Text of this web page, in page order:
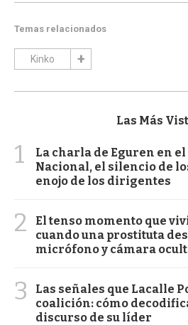
Temas relacionados
Kinko
Las Más
1
La charla de Eguren en
Nacional, el silencio de
enojo de los dirigentes
2
El tenso momento que
cuando una prostituta
micrófono y cámara
3
Las señales que Lacalle
coalición: cómo
discurso de su líder